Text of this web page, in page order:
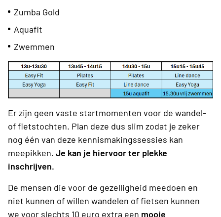
Zumba Gold
Aquafit
Zwemmen
Er zijn geen vaste startmomenten voor de wandel-
of fietstochten. Plan deze dus slim zodat je zeker
nog één van deze kennismakingssessies kan
meepikken. Je kan je hiervoor ter plekke
inschrijven.
De mensen die voor de gezelligheid meedoen en
niet kunnen of willen wandelen of fietsen kunnen
we voor slechts 10 euro extra een mooie